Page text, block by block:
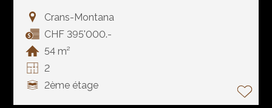
Crans-Montana
CHF 395'000.-
54 m²
2
2ème étage